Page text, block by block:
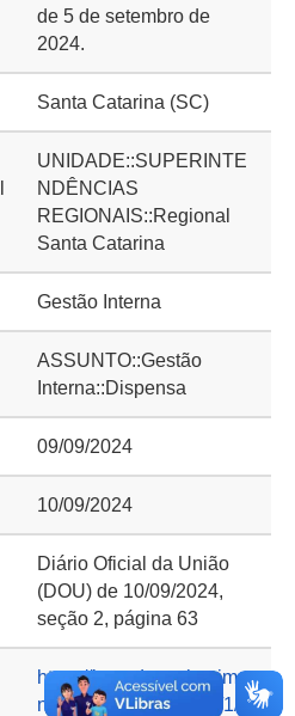
de 5 de setembro de
2024.
Santa Catarina (SC)
UNIDADE::SUPERINTE
NDÊNCIAS
REGIONAIS::Regional
Santa Catarina
Gestão Interna
ASSUNTO::Gestão
Interna::Dispensa
09/09/2024
10/09/2024
Diário Oficial da União
(DOU) de 10/09/2024,
seção 2, página 63
https://basedeconhecime
nto.cgu.gov.br/handle/1/1